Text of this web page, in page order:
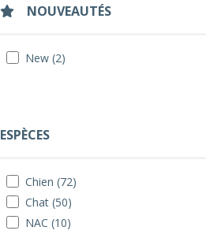
NOUVEAUTÉS
New (2)
ESPÈCES
Chien (72)
Chat (50)
NAC (10)